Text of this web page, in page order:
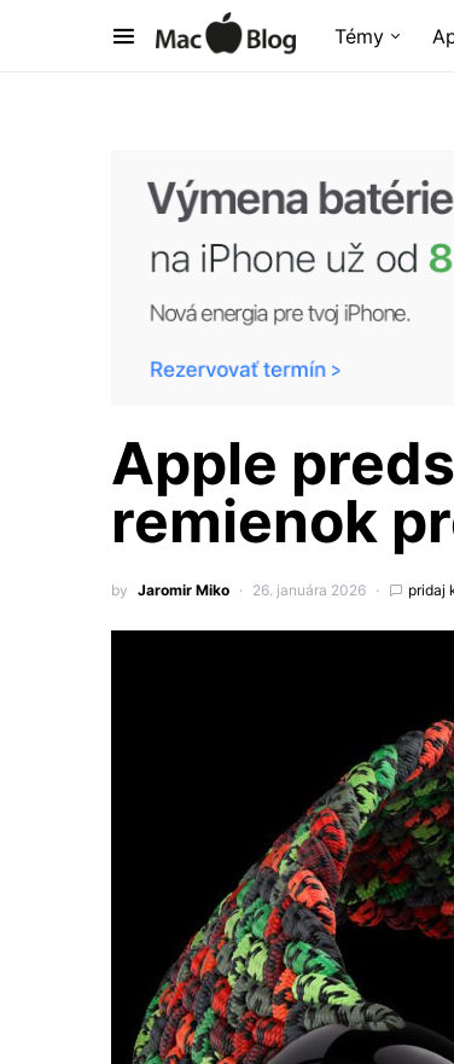
Témy
Apple
remienok
by Jaromir Miko 26. januára 2026 pridaj